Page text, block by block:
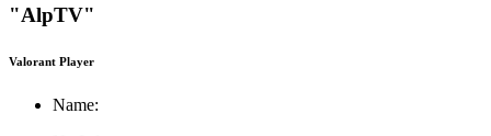
"AlpTV"
Valorant Player
Name: